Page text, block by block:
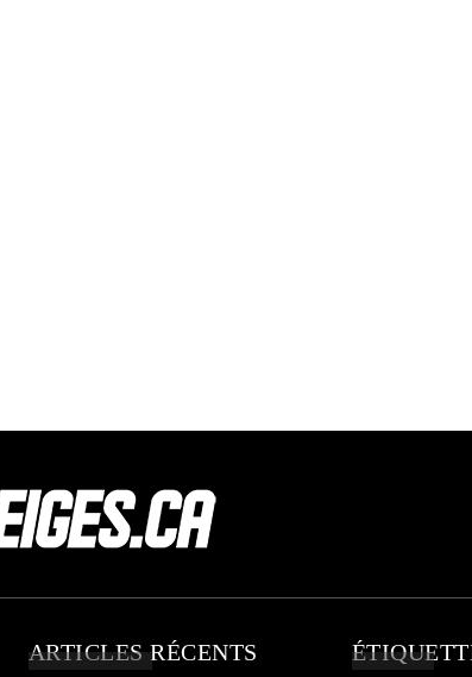
ARTICLES RÉCENTS